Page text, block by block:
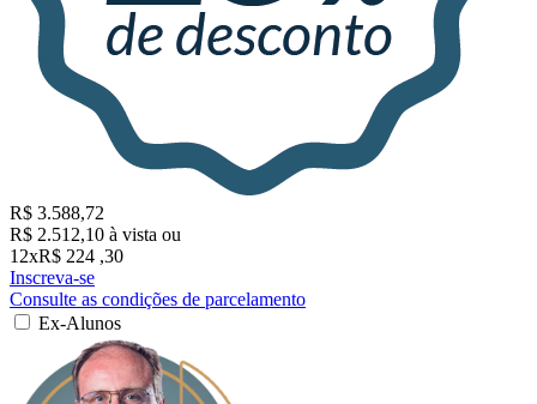
R$ 3.588,72
R$ 2.512,10 à vista ou
12xR$ 224 ,30
Inscreva-se
Consulte as condições de parcelamento
Ex-Alunos